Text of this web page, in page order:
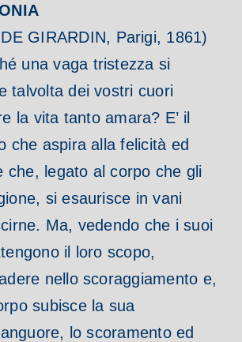
GIRARDIN, Parigi, 1861)
una vaga tristezza si
talvolta dei vostri cuori
la vita tanto amara? E’ il
che aspira alla felicità ed
che, legato al corpo che gli
si esaurisce in vani
Ma, vedendo che i suoi
il loro scopo,
nello scoraggiamento e,
subisce la sua
lo scoramento ed